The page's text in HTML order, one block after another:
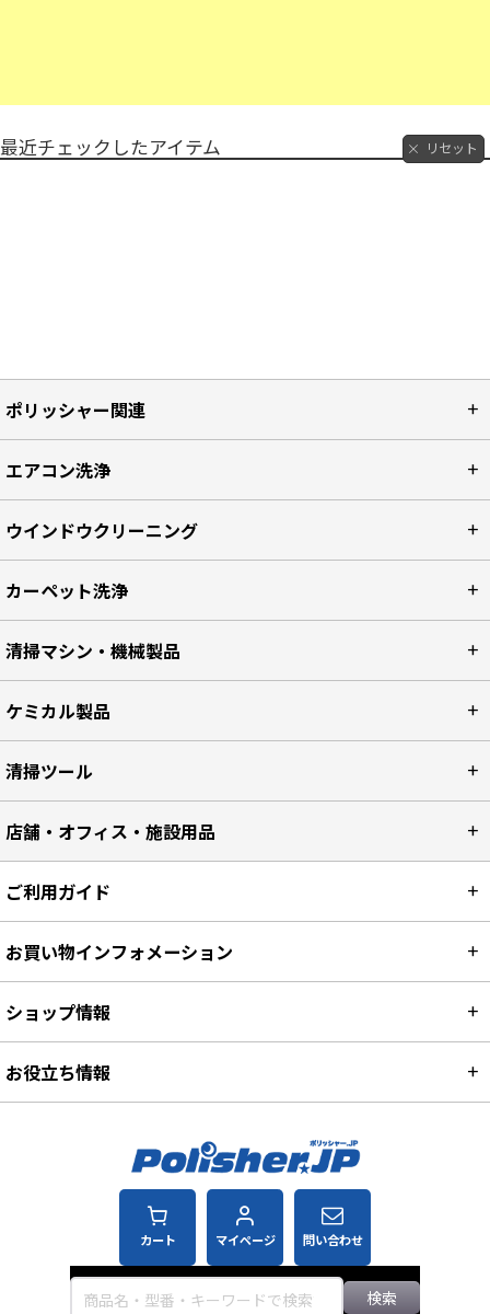
最近チェックしたアイテム リセット
ポリッシャー関連
エアコン洗浄
ウインドウクリーニング
カーペット洗浄
清掃マシン・機械製品
ケミカル製品
清掃ツール
店舗・オフィス・施設用品
カート マイページ 問い合わせ
検索
ご利用ガイド
お買い物インフォメーション
ショップ情報
お役立ち情報